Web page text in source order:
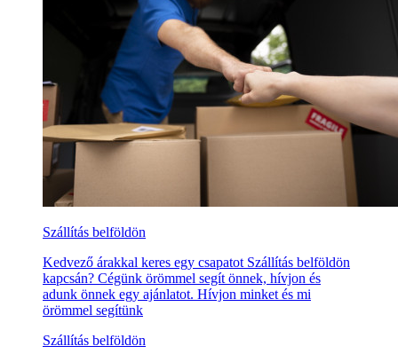
Szállítás belföldön
Kedvező árakkal keres egy csapatot Szállítás belföldön
kapcsán? Cégünk örömmel segít önnek, hívjon és
adunk önnek egy ajánlatot. Hívjon minket és mi
örömmel segítünk
Szállítás belföldön